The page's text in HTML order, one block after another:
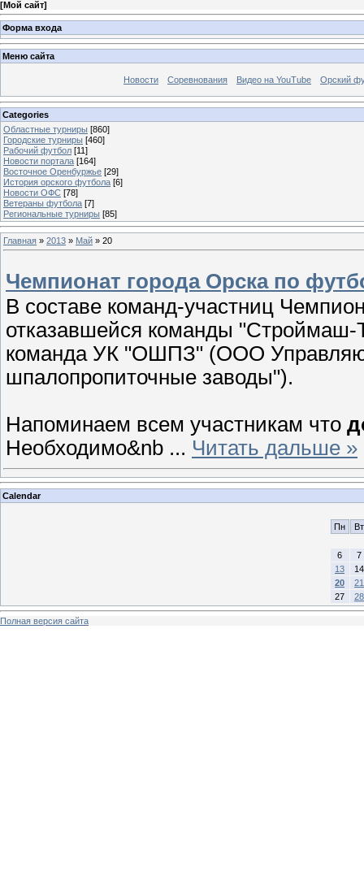
[Мой сайт]
Форма входа
Меню сайта
Новости Соревнования Видео на YouTube Орский
Categories
Областные турниры [860]
Городские турниры [460]
Рабочий футбол [11]
Новости портала [164]
Восточное Оренбуржье [29]
История орского футбола [6]
Новости ОФС [78]
Ветераны футбола [7]
Региональные турниры [85]
Главная » 2013 » Май » 20
Чемпионат города Орска по
В составе команд-участниц
отказавшейся команды "Строймаш-
команда УК "ОШПЗ" (ООО
шпалопропиточные заводы").
Напоминаем всем участникам что
Необходимо&nb ... Читать дальше »
Calendar
Пн Вт
6
7
13
14
20
21
27
28
Полная версия сайта